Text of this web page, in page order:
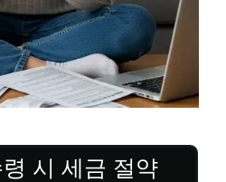
시 세금 절약